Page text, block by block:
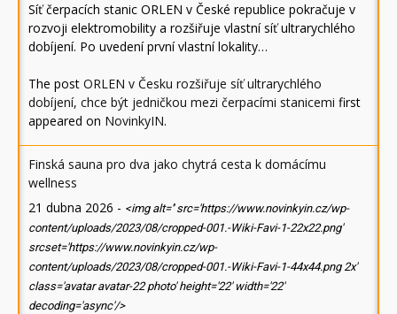
Síť čerpacích stanic ORLEN v České republice pokračuje v
rozvoji elektromobility a rozšiřuje vlastní síť ultrarychlého
dobíjení. Po uvedení první vlastní lokality…
The post ORLEN v Česku rozšiřuje síť ultrarychlého
dobíjení, chce být jedničkou mezi čerpacími stanicemi first
appeared on NovinkyIN.
Finská sauna pro dva jako chytrá cesta k domácímu
wellness
21 dubna 2026 - <img alt='' src='https://www.novinkyin.cz/wp-
content/uploads/2023/08/cropped-001.-Wiki-Favi-1-22x22.png'
srcset='https://www.novinkyin.cz/wp-
content/uploads/2023/08/cropped-001.-Wiki-Favi-1-44x44.png 2x'
class='avatar avatar-22 photo' height='22' width='22'
decoding='async'/>